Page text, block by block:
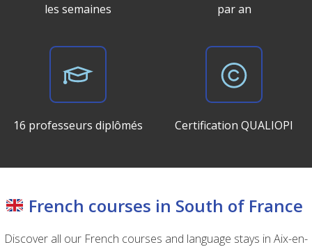
les semaines
par an
16 professeurs diplômés Certification QUALIOPI
French courses in South of France
Discover all our French courses and language stays in Aix-en-